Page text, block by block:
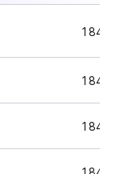
1
1
1